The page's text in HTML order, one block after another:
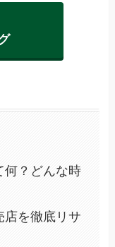
何？どんな時
店を徹底リサ